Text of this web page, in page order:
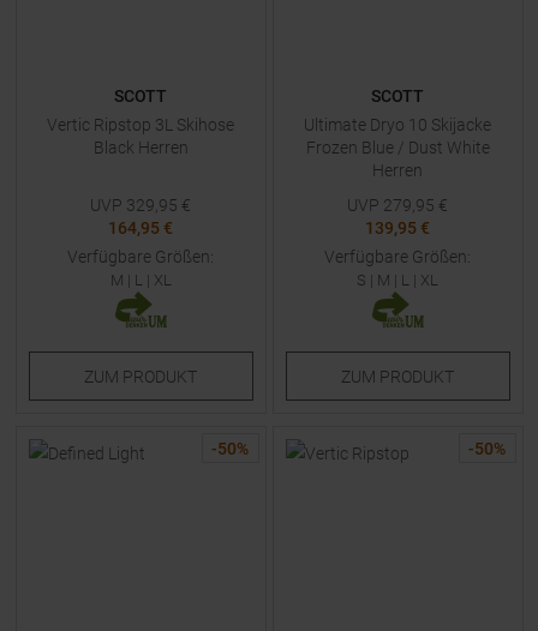
SCOTT
Vertic Ripstop 3L Skihose
Black Herren
UVP 329,95 €
164,95 €
Verfügbare Größen:
M | L | XL
ZUM PRODUKT
SCOTT
Ultimate Dryo 10 Skijacke
Frozen Blue / Dust White
Herren
UVP 279,95 €
139,95 €
Verfügbare Größen:
S | M | L | XL
ZUM PRODUKT
-50% -50%